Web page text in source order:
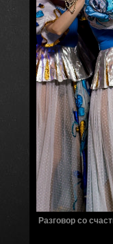
Разговор со